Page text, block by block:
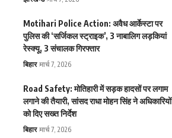
Motihari Police Action: अवैध आर्केस्टा पर
पुलिस की ‘सर्जिकल स्ट्राइक’, 3 नाबालिग लड़कियां
रेस्क्यू, 3 संचालक गिरफ्तार
बिहार मार्च 7, 2026
Road Safety: मोतिहारी में सड़क हादसों पर लगाम
लगाने की तैयारी, सांसद राधा मोहन सिंह ने अधिकारियों
को दिए सख्त निर्देश
बिहार मार्च 7, 2026